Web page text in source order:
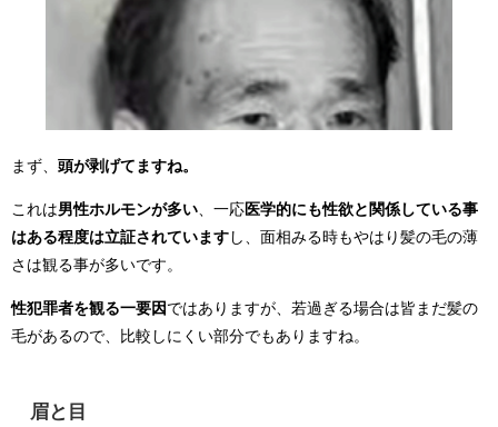
まず、 頭が剥げてますね。
これは男性ホルモンが多い 、一応医学的にも性欲と関係している事
はある程度は立証されています し、面相みる時もやはり髪の毛の薄
さは観る事が多いです。
性犯罪者を観る一要因 ではありますが、若過ぎる場合は皆まだ髪の
毛があるので、比較しにくい部分でもありますね。
眉と目